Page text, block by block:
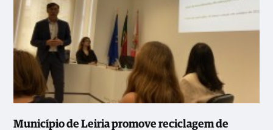
Município de Leiria promove reciclagem de